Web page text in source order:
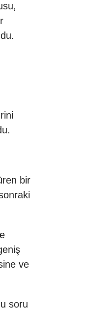
bir
ve
soru